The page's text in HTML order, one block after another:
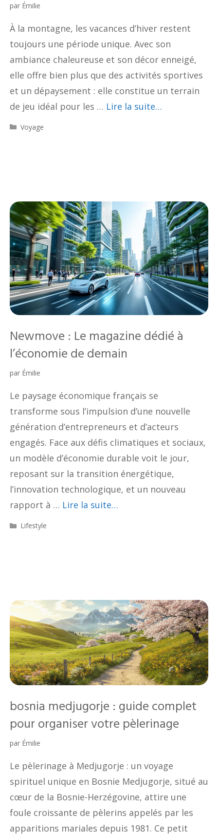
par Émilie
À la montagne, les vacances d’hiver restent
toujours une période unique. Avec son
ambiance chaleureuse et son décor enneigé,
elle offre bien plus que des activités sportives
et un dépaysement : elle constitue un terrain
de jeu idéal pour les … Lire la suite…
Catégories
Voyage
Newmove : Le magazine dédié à
l’économie de demain
par Émilie
Le paysage économique français se
transforme sous l’impulsion d’une nouvelle
génération d’entrepreneurs et d’acteurs
engagés. Face aux défis climatiques et sociaux,
un modèle d’économie durable voit le jour,
reposant sur la transition énergétique,
l’innovation technologique, et un nouveau
rapport à … Lire la suite…
Catégories
Lifestyle
bosnia medjugorje : guide complet
pour organiser votre pèlerinage
par Émilie
Le pèlerinage à Medjugorje : un voyage
spirituel unique en Bosnie Medjugorje, situé au
cœur de la Bosnie-Herzégovine, attire une
foule croissante de pèlerins appelés par les
apparitions mariales depuis 1981. Ce petit